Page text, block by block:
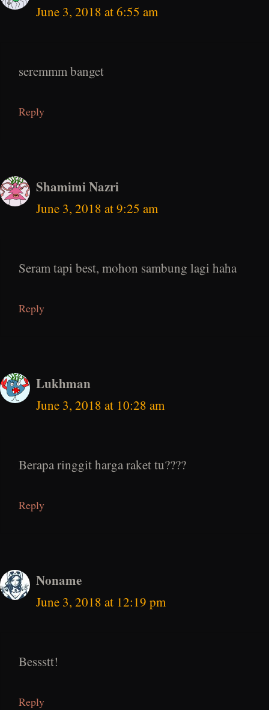
June 3, 2018 at 6:55 am
seremmm banget
Reply
Shamimi Nazri
June 3, 2018 at 9:25 am
Seram tapi best, mohon sambung lagi haha
Reply
Lukhman
June 3, 2018 at 10:28 am
Berapa ringgit harga raket tu????
Reply
Noname
June 3, 2018 at 12:19 pm
Bessstt!
Reply